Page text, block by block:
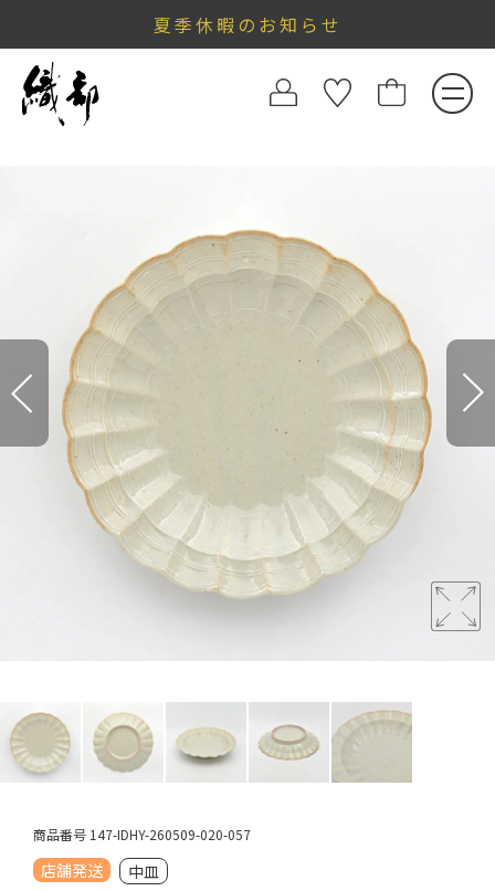
夏季休暇のお知らせ
商品番号 147-IDHY-260509-020-057
店舗発送
中皿